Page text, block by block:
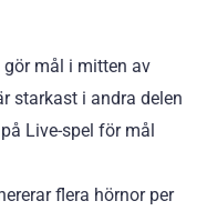
mål i mitten av
starkast i andra delen
Live-spel för mål
flera hörnor per